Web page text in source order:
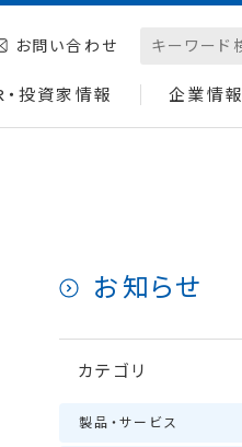
お問い合わせ
・投資家情報 企業情報
お知らせ
カテゴリ
製品・サービス